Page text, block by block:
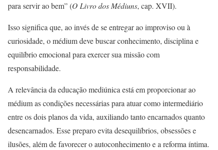
para servir ao bem” (O Livro dos Médiuns, cap. XVII).
Isso significa que, ao invés de se entregar ao improviso ou à
curiosidade, o médium deve buscar conhecimento, disciplina e
equilíbrio emocional para exercer sua missão com
responsabilidade.
A relevância da educação mediúnica está em proporcionar ao
médium as condições necessárias para atuar como intermediário
entre os dois planos da vida, auxiliando tanto encarnados quanto
desencarnados. Esse preparo evita desequilíbrios, obsessões e
ilusões, além de favorecer o autoconhecimento e a reforma íntima.